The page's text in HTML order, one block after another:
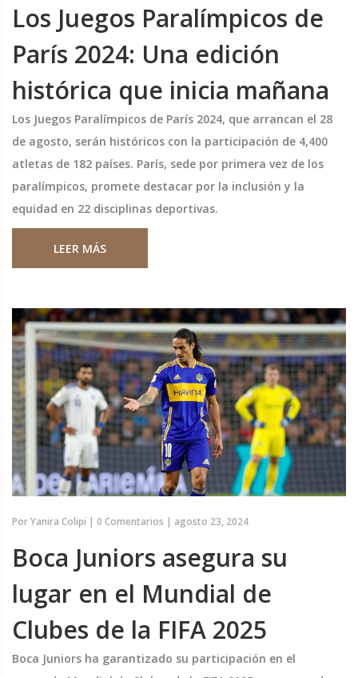
Los Juegos Paralímpicos de
París 2024: Una edición
histórica que inicia mañana
Los Juegos Paralímpicos de París 2024, que arrancan el 28
de agosto, serán históricos con la participación de 4,400
atletas de 182 países. París, sede por primera vez de los
paralímpicos, promete destacar por la inclusión y la
equidad en 22 disciplinas deportivas.
LEER MÁS
PorYanira Colipi | 0 Comentarios | agosto 23, 2024
Boca Juniors asegura su
lugar en el Mundial de
Clubes de la FIFA 2025
Boca Juniors ha garantizado su participación en el